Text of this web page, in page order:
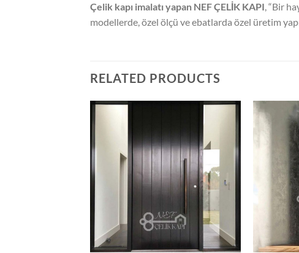
Çelik kapı imalatı yapan NEF ÇELİK KAPI, “Bir
modellerde, özel ölçü ve ebatlarda özel üretim
RELATED PRODUCTS